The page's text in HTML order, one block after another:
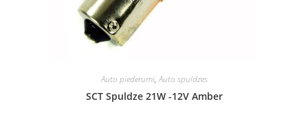
Auto piederumi,Auto spuldzes
SCT Spuldze 21W -12V Amber